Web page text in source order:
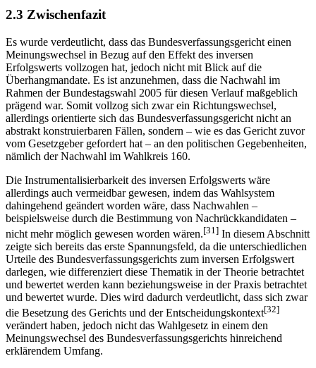
2.3 Zwischenfazit
Es wurde verdeutlicht, dass das Bundesverfassungsgericht einen
Meinungswechsel in Bezug auf den Effekt des inversen
Erfolgswerts vollzogen hat, jedoch nicht mit Blick auf die
Überhangmandate. Es ist anzunehmen, dass die Nachwahl im
Rahmen der Bundestagswahl 2005 für diesen Verlauf maßgeblich
prägend war. Somit vollzog sich zwar ein Richtungswechsel,
allerdings orientierte sich das Bundesverfassungsgericht nicht an
abstrakt konstruierbaren Fällen, sondern – wie es das Gericht zuvor
vom Gesetzgeber gefordert hat – an den politischen Gegebenheiten,
nämlich der Nachwahl im Wahlkreis 160.
Die Instrumentalisierbarkeit des inversen Erfolgswerts wäre
allerdings auch vermeidbar gewesen, indem das Wahlsystem
dahingehend geändert worden wäre, dass Nachwahlen –
beispielsweise durch die Bestimmung von Nachrückkandidaten –
nicht mehr möglich gewesen worden wären.[31] In diesem Abschnitt
zeigte sich bereits das erste Spannungsfeld, da die unterschiedlichen
Urteile des Bundesverfassungsgerichts zum inversen Erfolgswert
darlegen, wie differenziert diese Thematik in der Theorie betrachtet
und bewertet werden kann beziehungsweise in der Praxis betrachtet
und bewertet wurde. Dies wird dadurch verdeutlicht, dass sich zwar
die Besetzung des Gerichts und der Entscheidungskontext[32]
verändert haben, jedoch nicht das Wahlgesetz in einem den
Meinungswechsel des Bundesverfassungsgerichts hinreichend
erklärendem Umfang.